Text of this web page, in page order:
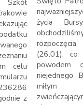
celu
z
życia
(26.01), co
powodem
niejednego
miłym